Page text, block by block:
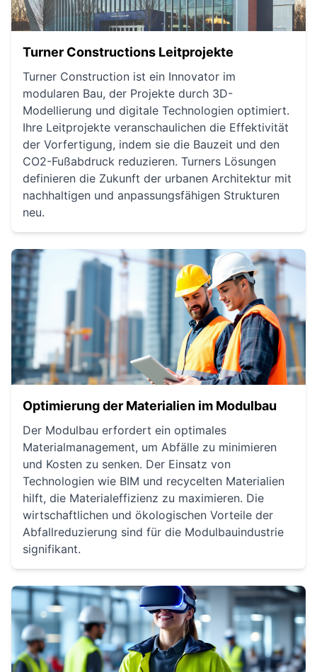
Turner Constructions Leitprojekte
Turner Construction ist ein Innovator im
modularen Bau, der Projekte durch 3D-
Modellierung und digitale Technologien optimiert.
Ihre Leitprojekte veranschaulichen die Effektivität
der Vorfertigung, indem sie die Bauzeit und den
CO2-Fußabdruck reduzieren. Turners Lösungen
definieren die Zukunft der urbanen Architektur mit
nachhaltigen und anpassungsfähigen Strukturen
neu.
Optimierung der Materialien im Modulbau
Der Modulbau erfordert ein optimales
Materialmanagement, um Abfälle zu minimieren
und Kosten zu senken. Der Einsatz von
Technologien wie BIM und recycelten Materialien
hilft, die Materialeffizienz zu maximieren. Die
wirtschaftlichen und ökologischen Vorteile der
Abfallreduzierung sind für die Modulbauindustrie
signifikant.